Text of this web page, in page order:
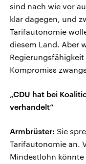
sind nach wie vor
klar dagegen, und
Tarifautonomie
diesem Land. Aber
Kompromiss
„CDU hat bei
verhandelt“
Armbrüster: Sie
Tarifautonomie an.
Mindestlohn